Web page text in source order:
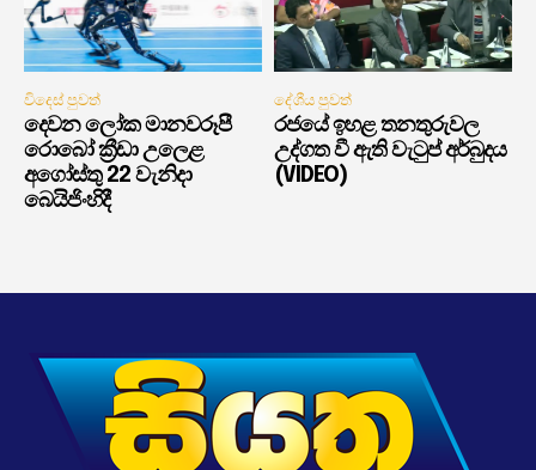
විදෙස් පුවත්
දෙවන ලෝක මානවරූපී
රොබෝ ක්‍රීඩා උලෙළ
අගෝස්තු 22 වැනිදා
බෙයිජිංහිදී
දේශීය පුවත්
රජයේ ඉහළ තනතුරුවල
උද්ගත වී ඇති වැටුප් අර්බුදය
(VIDEO)